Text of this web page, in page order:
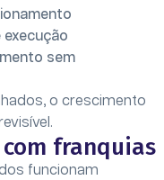
sem
o crescimento
franquias
funcionam